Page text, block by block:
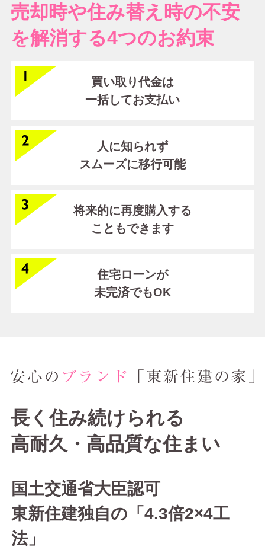
売却時や住み替え時の不安
を解消する4つのお約束
買い取り代金は
一括してお支払い
人に知られず
スムーズに移行可能
将来的に再度購入する
こともできます
住宅ローンが
未完済でもOK
長く住み続けられる
高耐久・高品質な住まい
国土交通省大臣認可
東新住建独自の「4.3倍2×4工
法」